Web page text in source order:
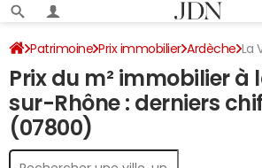
Patrimoine Prix immobilier Ardèche La
Prix du m² immobilier à
sur-Rhône : derniers
(07800)